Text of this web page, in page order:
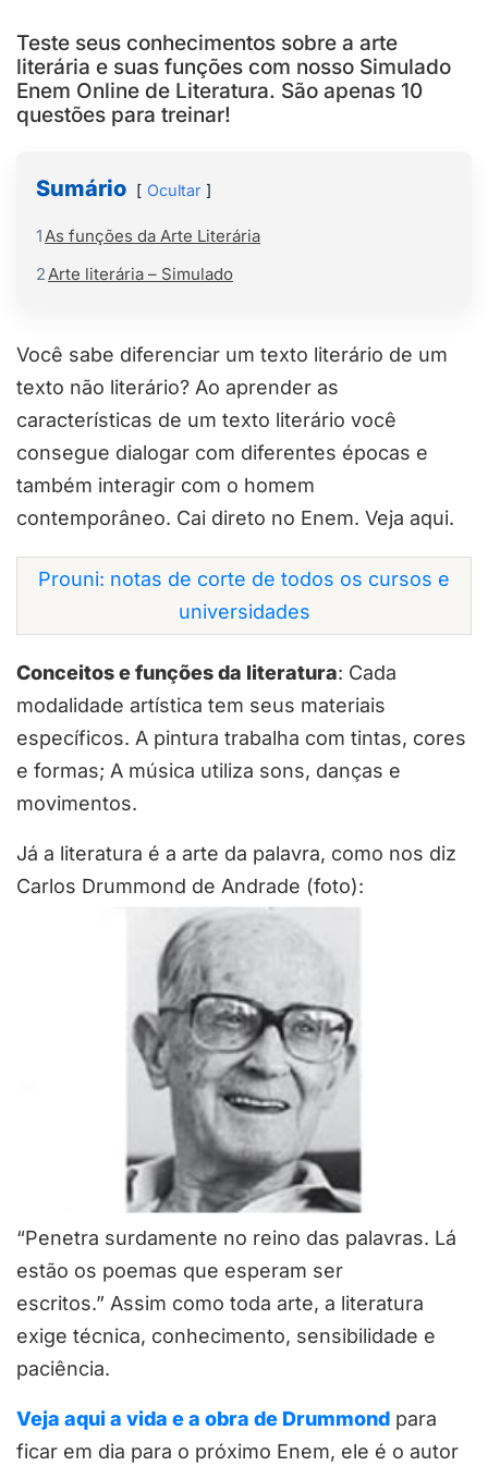
Teste seus conhecimentos sobre a arte
literária e suas funções com nosso Simulado
Enem Online de Literatura. São apenas 10
questões para treinar!
Sumário Ocultar
1As funções da Arte Literária
2Arte literária – Simulado
Você sabe diferenciar um texto literário de um
texto não literário? Ao aprender as
características de um texto literário você
consegue dialogar com diferentes épocas e
também interagir com o homem
contemporâneo. Cai direto no Enem. Veja aqui.
Prouni: notas de corte de todos os cursos e
universidades
Conceitos e funções da literatura: Cada
modalidade artística tem seus materiais
específicos. A pintura trabalha com tintas, cores
e formas; A música utiliza sons, danças e
movimentos.
Já a literatura é a arte da palavra, como nos diz
Carlos Drummond de Andrade (foto):
“Penetra surdamente no reino das palavras. Lá
estão os poemas que esperam ser
escritos.” Assim como toda arte, a literatura
exige técnica, conhecimento, sensibilidade e
paciência.
Veja aqui a vida e a obra de Drummond para
ficar em dia para o próximo Enem, ele é o autor